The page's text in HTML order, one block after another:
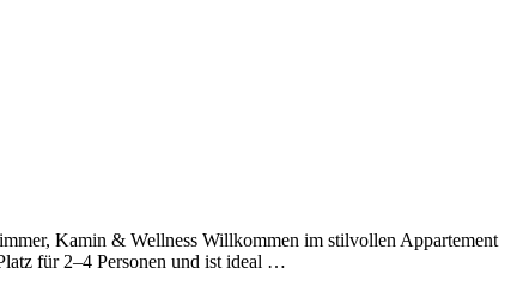
Kamin & Wellness Willkommen im stilvollen Appartement
für 2–4 Personen und ist ideal …